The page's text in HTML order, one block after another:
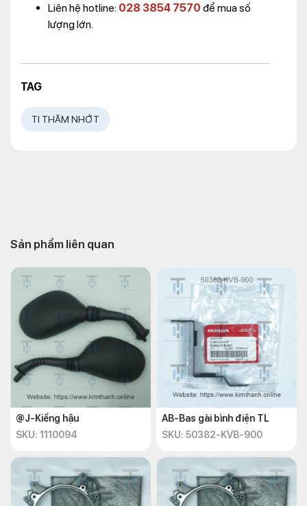
Liên hệ hotline: 028 3854 7570 để mua số
lượng lớn.
TAG
TI THĂM NHỚT
Sản phẩm liên quan
@J-Kiếng hậu
SKU: 1110094
AB-Bas gài bình điện TL
SKU: 50382-KVB-900